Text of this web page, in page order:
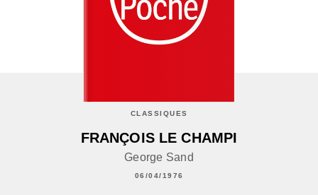
CLASSIQUES
FRANÇOIS LE CHAMPI
George Sand
06/04/1976